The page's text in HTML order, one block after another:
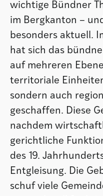
wichtige Bündner
im Bergkanton –
besonders aktuell.
hat sich das
auf mehreren
territoriale
sondern auch
geschaffen. Diese
nachdem
gerichtliche
des 19.
Entgleisung. Die
schuf viele